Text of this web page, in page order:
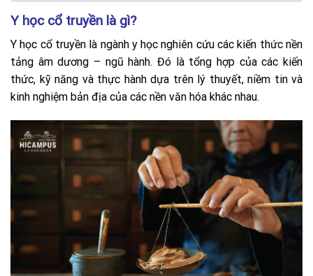
Y học cổ truyền là gì?
Y học cổ truyền là ngành y học nghiên cứu các kiến thức nền
tảng âm dương – ngũ hành. Đó là tổng hợp của các kiến
thức, kỹ năng và thực hành dựa trên lý thuyết, niềm tin và
kinh nghiệm bản địa của các nền văn hóa khác nhau.